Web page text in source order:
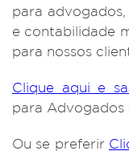
para
e contabilidade
para nossos
Clique aqui e
para Advogados
Ou se preferir